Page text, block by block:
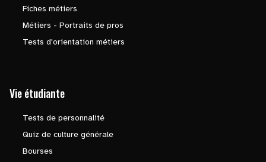
Fiches métiers
Métiers - Portraits de pros
Tests d'orientation métiers
Vie étudiante
Tests de personnalité
Quiz de culture générale
Bourses